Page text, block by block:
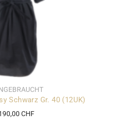
Schwarz Gr. 40 (12UK)
CHF